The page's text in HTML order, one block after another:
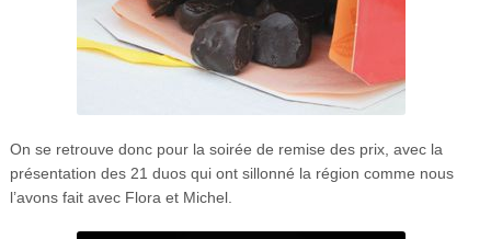
On se retrouve donc pour la soirée de remise des prix, avec la
présentation des 21 duos qui ont sillonné la région comme nous
l’avons fait avec Flora et Michel.